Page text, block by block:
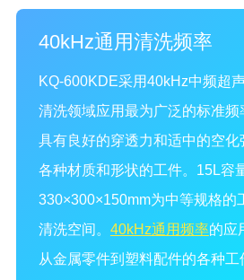
40kHz通用清洗频率
KQ-600KDE采用40kHz中频超
清洗领域应用最为广泛的标准
具有良好的穿透力和适中的空
各种材质和形状的工件。15L容
330×300×150mm为中等规格的
清洗空间。 40kHz通用频率的应
从金属零件到塑料配件的各种